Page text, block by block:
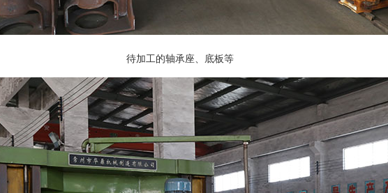
待加工的轴承座、底板等